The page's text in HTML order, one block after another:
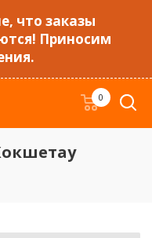
что заказы
Приносим
0